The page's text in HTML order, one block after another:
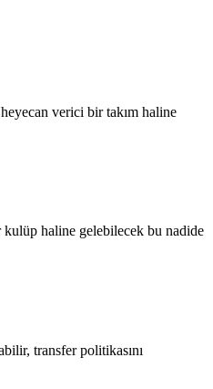
verici bir takım haline
kulüp haline gelebilecek bu nadide
transfer politikasını